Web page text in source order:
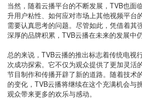
当然，随着云播平台的不断发展，TVB也面
升用户粘性、如何应对市场上其他视频平台
需要认真思考的问题。尽管如此，凭借着其
深厚的品牌积累，TVB云播在未来的发展中
总的来说，TVB云播的推出标志着传统电视
次成功探索。它不仅为观众提供了更加灵活
节目制作和传播开辟了新的道路。随着技术
的变化，TVB云播将继续在这个充满机会与
观众带来更多的欢乐与感动。